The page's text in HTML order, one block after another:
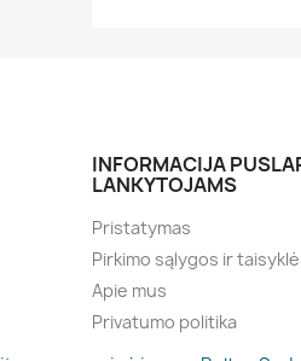
INFORMACIJA
LANKYTOJAMS
Pristatymas
Pirkimo sąlygos ir
Apie mus
Privatumo politika